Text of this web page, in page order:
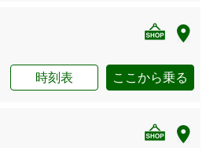
時刻表 ここから乗る